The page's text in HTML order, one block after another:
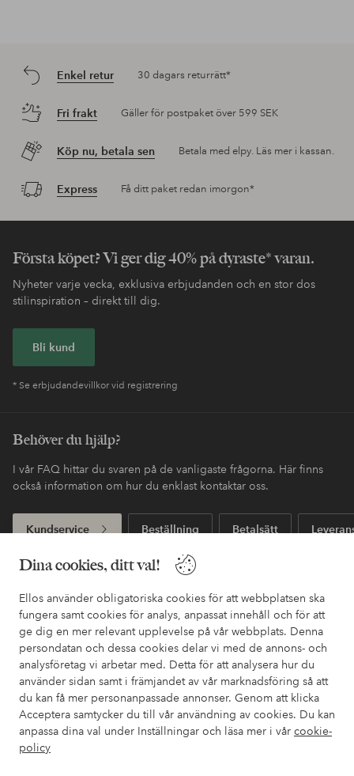
Dina cookies, ditt val!
Ellos använder obligatoriska cookies för att webbplatsen ska
fungera samt cookies för analys, anpassat innehåll och för att
ge dig en mer relevant upplevelse på vår webbplats. Denna
persondatan och dessa cookies delar vi med de annons- och
analysföretag vi arbetar med. Detta för att analysera hur du
använder sidan samt i främjandet av vår marknadsföring så att
du kan få mer personanpassade annonser. Genom att klicka
Acceptera samtycker du till vår användning av cookies. Du kan
anpassa dina val under Inställningar och läsa mer i vår cookie-
policy
Enkel retur 30 dagars returrätt*
Fri frakt Gäller för postpaket över 599 SEK
Köp nu, betala sen Betala med elpy. Läs mer i kassan.
Express Få ditt paket redan imorgon*
Första köpet? Vi ger dig 40% på dyraste* varan.
Nyheter varje vecka, exklusiva erbjudanden och en stor dos
stilinspiration – direkt till dig.
Bli kund
* Se erbjudandevillkor vid registrering
Behöver du hjälp?
I vår FAQ hittar du svaren på de vanligaste frågorna. Här finns
också information om hur du enklast kontaktar oss.
Kundservice Beställning Betalsätt
Mina sidor
Om Ellos
Våra tjänster